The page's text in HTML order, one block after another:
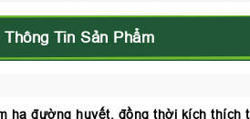
Thông Tin Sản Phẩm
đường huyết, đồng thời kích thích